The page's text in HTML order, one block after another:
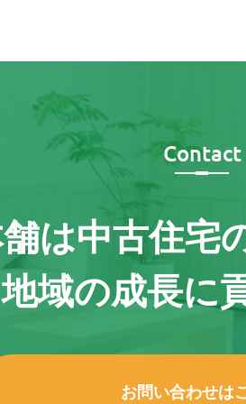
Contact
は中古住宅
地域の成長に
お問い合わせは